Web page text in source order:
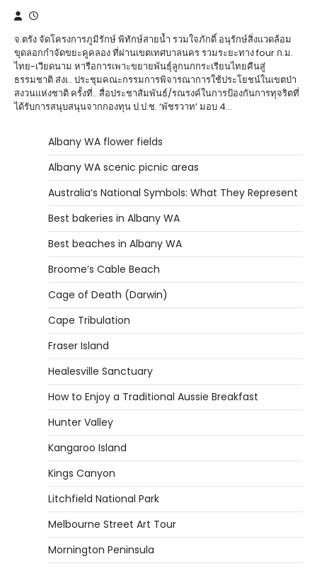
จ.ตรัง จัดโครงการภูมิรักษ์ พิทักษ์สายน้ำ รวมใจภักดิ์ อนุรักษ์สิ่งแวดล้อม
ขุดลอกกำจัดขยะคูคลอง ที่ผ่านเขตเทศบาลนคร รวมระยะทาง four ก.ม.
ไทย-เวียดนาม หารือการเพาะขยายพันธุ์ลูกนกกระเรียนไทยคืนสู่
ธรรมชาติ ส่งเ.. ประชุมคณะกรรมการพิจารณาการใช้ประโยชน์ในเขตป่า
สงวนแห่งชาติ ครั้งที่.. สื่อประชาสัมพันธ์/รณรงค์ในการป้องกันการทุจริตที่
ได้รับการสนุบสนุนจากกองทุน ป.ป.ช. ‘พัชรวาท’ มอบ 4…
Albany WA flower fields
Albany WA scenic picnic areas
Australia’s National Symbols: What They Represent
Best bakeries in Albany WA
Best beaches in Albany WA
Broome’s Cable Beach
Cage of Death (Darwin)
Cape Tribulation
Fraser Island
Healesville Sanctuary
How to Enjoy a Traditional Aussie Breakfast
Hunter Valley
Kangaroo Island
Kings Canyon
Litchfield National Park
Melbourne Street Art Tour
Mornington Peninsula